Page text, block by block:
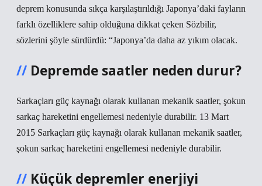
deprem konusunda sıkça karşılaştırıldığı Japonya’daki fayların
farklı özelliklere sahip olduğuna dikkat çeken Sözbilir,
sözlerini şöyle sürdürdü: “Japonya’da daha az yıkım olacak.
Depremde saatler neden durur?
Sarkaçları güç kaynağı olarak kullanan mekanik saatler, şokun
sarkaç hareketini engellemesi nedeniyle durabilir. 13 Mart
2015 Sarkaçları güç kaynağı olarak kullanan mekanik saatler,
şokun sarkaç hareketini engellemesi nedeniyle durabilir.
Küçük depremler enerjiyi